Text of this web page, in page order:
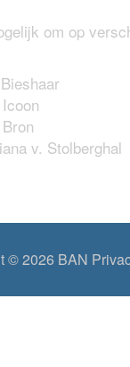
om op
v. Stolberghal
© 2026 BAN